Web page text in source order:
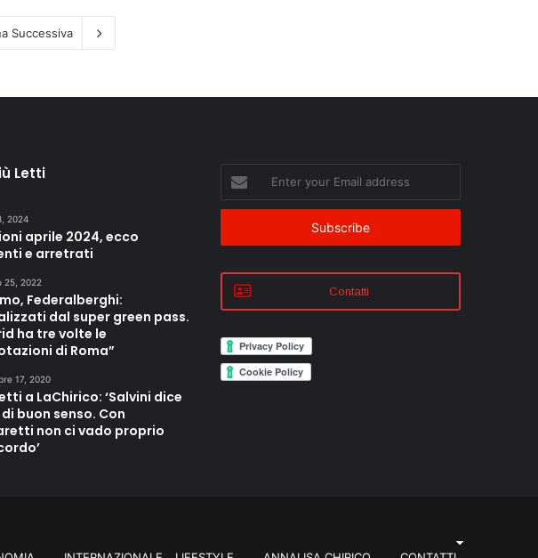
Successiva
Letti
2024
aprile 2024, ecco
e arretrati
25, 2022
Federalberghi:
dal super green pass.
ha tre volte le
di Roma”
17, 2020
a LaChirico: ‘Salvini dice
buon senso. Con
non ci vado proprio
your
Email
Contatti